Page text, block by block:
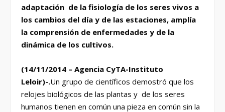
adaptación de la fisiología de los seres vivos a
los cambios del día y de las estaciones, amplía
la comprensión de enfermedades y de la
dinámica de los cultivos.
(14/11/2014 – Agencia CyTA-Instituto
Leloir)-.Un grupo de científicos demostró que los
relojes biológicos de las plantas y de los seres
humanos tienen en común una pieza en común sin la